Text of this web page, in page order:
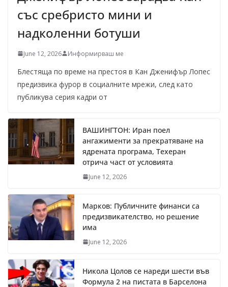
със сребристо мини и
надколенни ботуши
June 12, 2026 Информирваш ме
Блестяща по време на престоя в Кан Дженифър Лопес
предизвика фурор в социалните мрежи, след като
публикува серия кадри от
ВАШИНГТОН: Иран поел
ангажименти за прекратяване на
ядрената програма, Техеран
отрича част от условията
June 12, 2026
Марков: Публичните финанси са
предизвикателство, но решение
има
June 12, 2026
Никола Цолов се нареди шести във
Формула 2 на пистата в Барселона